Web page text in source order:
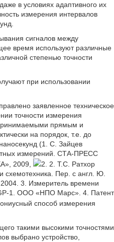
в условиях адаптивного их
измерения интервалов
сигналов между
время используют различные
степенью точности
при использовании
заявленное техническое
точности измерения
прямым и
на порядок, т.е. до
(1. С. Зайцев
измерений. СТА-ПРЕСС
2009,
2. 2. Т.С. Ратхор
Пер. с англ. Ю.
3. Измеритель времени
1. ООО «НПО Марс». 4. Патент
способ измерения
такими высокими точностями
выбрано устройство,